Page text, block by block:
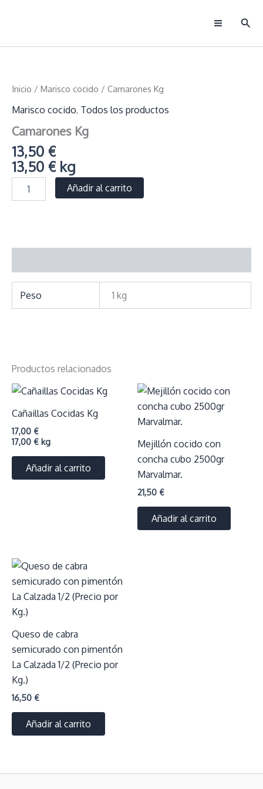
Inicio / Marisco cocido / Camarones Kg
Marisco cocido, Todos los productos
Camarones Kg
13,50 €
13,50 € kg
Añadir al carrito
Peso 1 kg
Productos relacionados
Cañaillas Cocidas Kg
17,00 €
17,00 € kg
Añadir al carrito
Mejillón cocido con
concha cubo 2500gr
Marvalmar.
21,50 €
Añadir al carrito
Queso de cabra
semicurado con pimentón
La Calzada 1/2 (Precio por
Kg.)
16,50 €
Añadir al carrito